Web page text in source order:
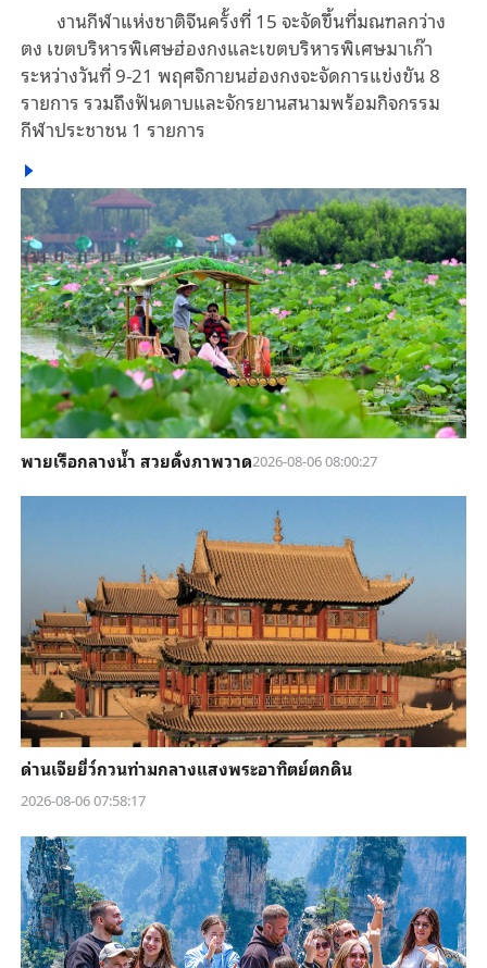
งานกีฬาแห่งชาติจีนครั้งที่ 15 จะจัดขึ้นที่มณฑลกว่าง
ตง เขตบริหารพิเศษฮ่องกงและเขตบริหารพิเศษมาเก๊า
ระหว่างวันที่ 9-21 พฤศจิกายนฮ่องกงจะจัดการแข่งขัน 8
รายการ รวมถึงฟันดาบและจักรยานสนามพร้อมกิจกรรม
กีฬาประชาชน 1 รายการ
พายเรือกลางน้ำ สวยดั่งภาพวาด2026-08-06 08:00:27
ด่านเจียยี่ว์กวนท่ามกลางแสงพระอาทิตย์ตกดิน
2026-08-06 07:58:17